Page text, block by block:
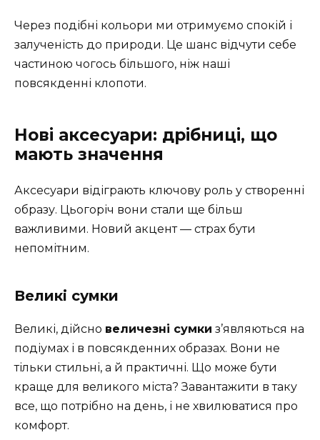
Через подібні кольори ми отримуємо спокій і
залученість до природи. Це шанс відчути себе
частиною чогось більшого, ніж наші
повсякденні клопоти.
Нові аксесуари: дрібниці, що
мають значення
Аксесуари відіграють ключову роль у створенні
образу. Цьогоріч вони стали ще більш
важливими. Новий акцент — страх бути
непомітним.
Великі сумки
Великі, дійсно величезні сумки з’являються на
подіумах і в повсякденних образах. Вони не
тільки стильні, а й практичні. Що може бути
краще для великого міста? Завантажити в таку
все, що потрібно на день, і не хвилюватися про
комфорт.